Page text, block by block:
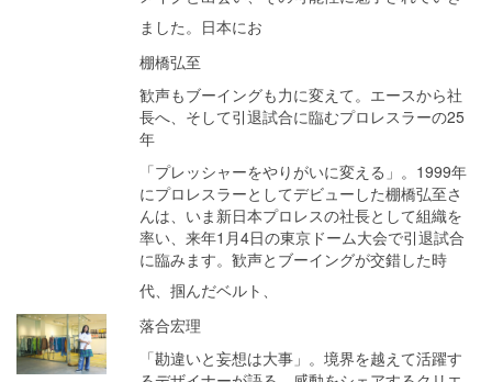
ました。日本にお
棚橋弘至
歓声もブーイングも力に変えて。エースから社
長へ、そして引退試合に臨むプロレスラーの25
年
「プレッシャーをやりがいに変える」。1999年
にプロレスラーとしてデビューした棚橋弘至さ
んは、いま新日本プロレスの社長として組織を
率い、来年1月4日の東京ドーム大会で引退試合
に臨みます。歓声とブーイングが交錯した時
代、掴んだベルト、
落合宏理
「勘違いと妄想は大事」。境界を越えて活躍す